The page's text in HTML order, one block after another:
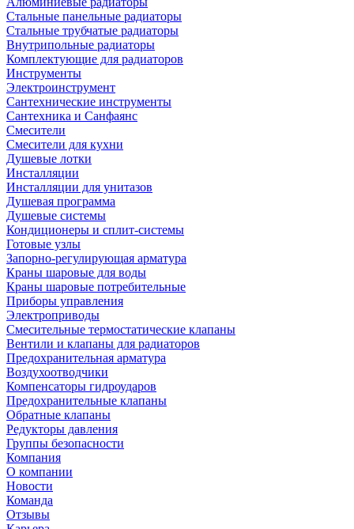
Стальные панельные радиаторы
Стальные трубчатые радиаторы
Внутрипольные радиаторы
Комплектующие для радиаторов
Инструменты
Электроинструмент
Сантехнические инструменты
Сантехника и Санфаянс
Смесители
Смесители для кухни
Душевые лотки
Инсталляции
Инсталляции для унитазов
Душевая программа
Душевые системы
Кондиционеры и сплит-системы
Готовые узлы
Запорно-регулирующая арматура
Краны шаровые для воды
Краны шаровые потребительные
Приборы управления
Электроприводы
Смесительные термостатические клапаны
Вентили и клапаны для радиаторов
Предохранительная арматура
Воздухоотводчики
Компенсаторы гидроударов
Предохранительные клапаны
Обратные клапаны
Редукторы давления
Группы безопасности
Компания
О компании
Новости
Команда
Отзывы